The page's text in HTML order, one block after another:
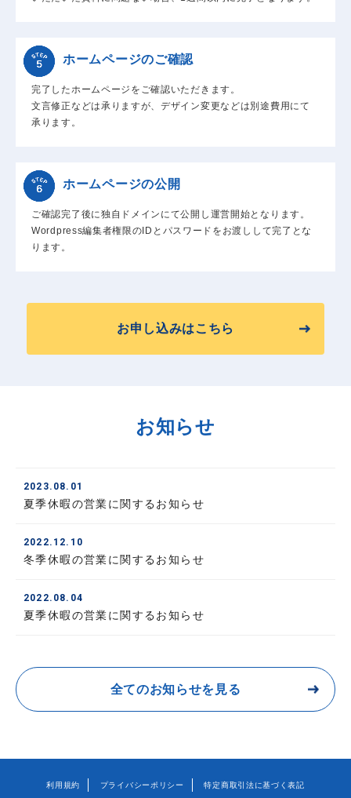
ホームページのご確認
完了したホームページをご確認いただきます。
文言修正などは承りますが、デザイン変更などは別途費用にて
承ります。
ホームページの公開
ご確認完了後に独自ドメインにて公開し運営開始となります。
Wordpress編集者権限のIDとパスワードをお渡しして完了とな
ります。
お申し込みはこちら
お知らせ
2023.08.01
夏季休暇の営業に関するお知らせ
2022.12.10
冬季休暇の営業に関するお知らせ
2022.08.04
夏季休暇の営業に関するお知らせ
全てのお知らせを見る
利用規約 プライバシーポリシー 特定商取引法に基づく表記